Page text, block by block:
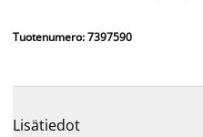
Tuotenumero: 7397590
Lisätiedot